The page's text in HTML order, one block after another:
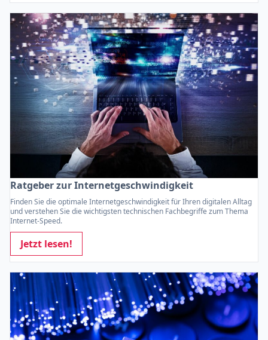
Ratgeber zur Internetgeschwindigkeit
Finden Sie die optimale Internetgeschwindigkeit für Ihren digitalen Alltag
und verstehen Sie die wichtigsten technischen Fachbegriffe zum Thema
Internet-Speed.
Jetzt lesen!